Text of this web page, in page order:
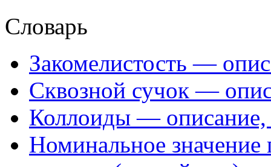
Словарь
Закомелистость —
Сквозной сучок —
Коллоиды — описание,
Номинальное значение